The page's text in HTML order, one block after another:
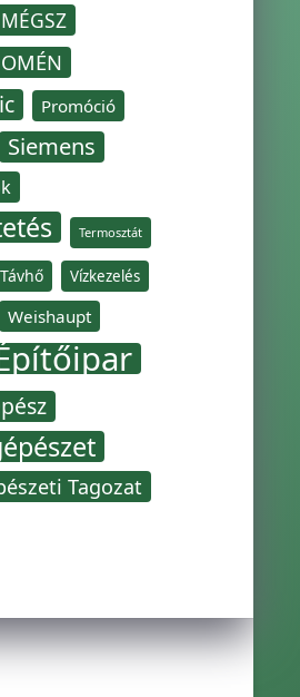
MÉGSZ
OMÉN
Promóció
Siemens
Termosztát
Távhő Vízkezelés
Weishaupt
Tagozat